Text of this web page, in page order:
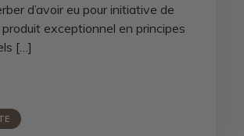
d’avoir eu pour initiative de
exceptionnel en principes
[…]